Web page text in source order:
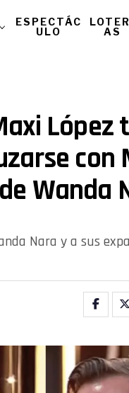
ESPECTÁC
ULO
AS
López
con
Wanda
Nara y a sus